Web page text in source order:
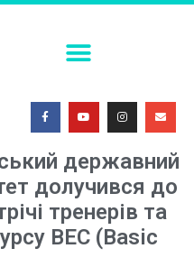
державний
долучився до
тренерів та
BEC (Basic